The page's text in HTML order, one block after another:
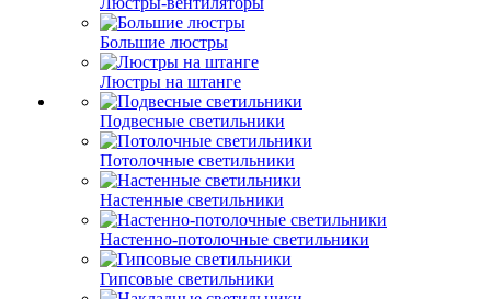
Большие люстры
Люстры на штанге
Подвесные светильники
Потолочные светильники
Настенные светильники
Настенно-потолочные светильники
Гипсовые светильники